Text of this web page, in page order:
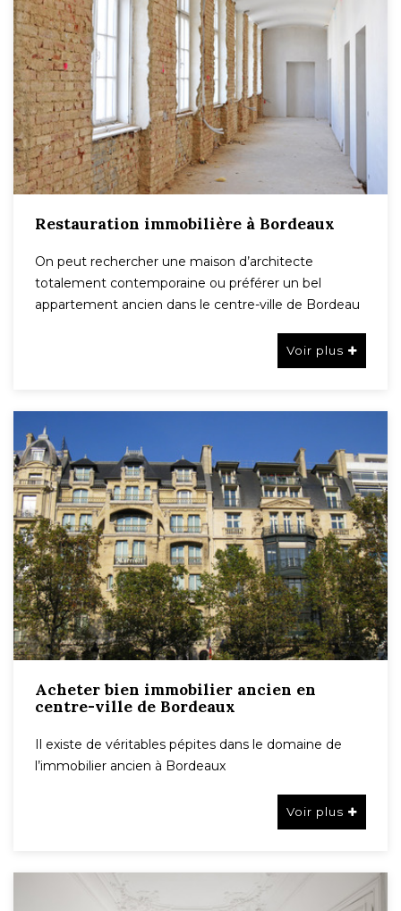
Restauration immobilière à Bordeaux
On peut rechercher une maison d’architecte
totalement contemporaine ou préférer un bel
appartement ancien dans le centre-ville de Bordeau
Voir plus
Acheter bien immobilier ancien en
centre-ville de Bordeaux
Il existe de véritables pépites dans le domaine de
l’immobilier ancien à Bordeaux
Voir plus